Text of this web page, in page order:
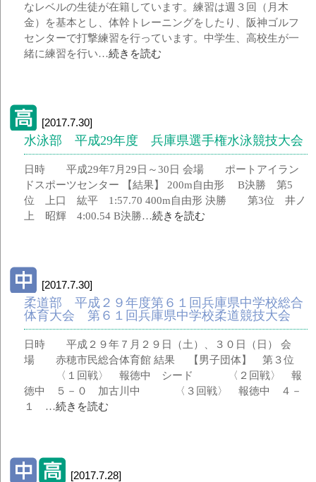
なレベルの生徒が在籍しています。練習は週３回（月木
金）を基本とし、体幹トレーニングをしたり、阪神ゴルフ
センターで打撃練習を行っています。中学生、高校生が一
緒に練習を行い…続きを読む
[2017.7.30]
水泳部 平成29年度 兵庫県選手権水泳競技大会
日時 平成29年7月29日～30日 会場 ポートアイラン
ドスポーツセンター 【結果】 200m自由形 B決勝 第5
位 上口 紘平 1:57.70 400m自由形 決勝 第3位 井ノ
上 昭輝 4:00.54 B決勝…続きを読む
[2017.7.30]
柔道部 平成２９年度第６１回兵庫県中学校総合
体育大会 第６１回兵庫県中学校柔道競技大会
日時 平成２９年７月２９日（土）、３０日（日） 会
場 赤穂市民総合体育館 結果 【男子団体】 第３位
〈１回戦〉 報徳中 シード 〈２回戦〉 報
徳中 ５－０ 加古川中 〈３回戦〉 報徳中 ４－
１ …続きを読む
[2017.7.28]